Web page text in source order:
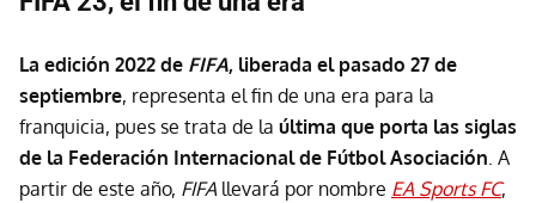
La edición 2022 de FIFA, liberada el pasado 27 de
septiembre, representa el fin de una era para la
franquicia, pues se trata de la última que porta las siglas
de la Federación Internacional de Fútbol Asociación. A
partir de este año, FIFA llevará por nombre EA Sports FC,